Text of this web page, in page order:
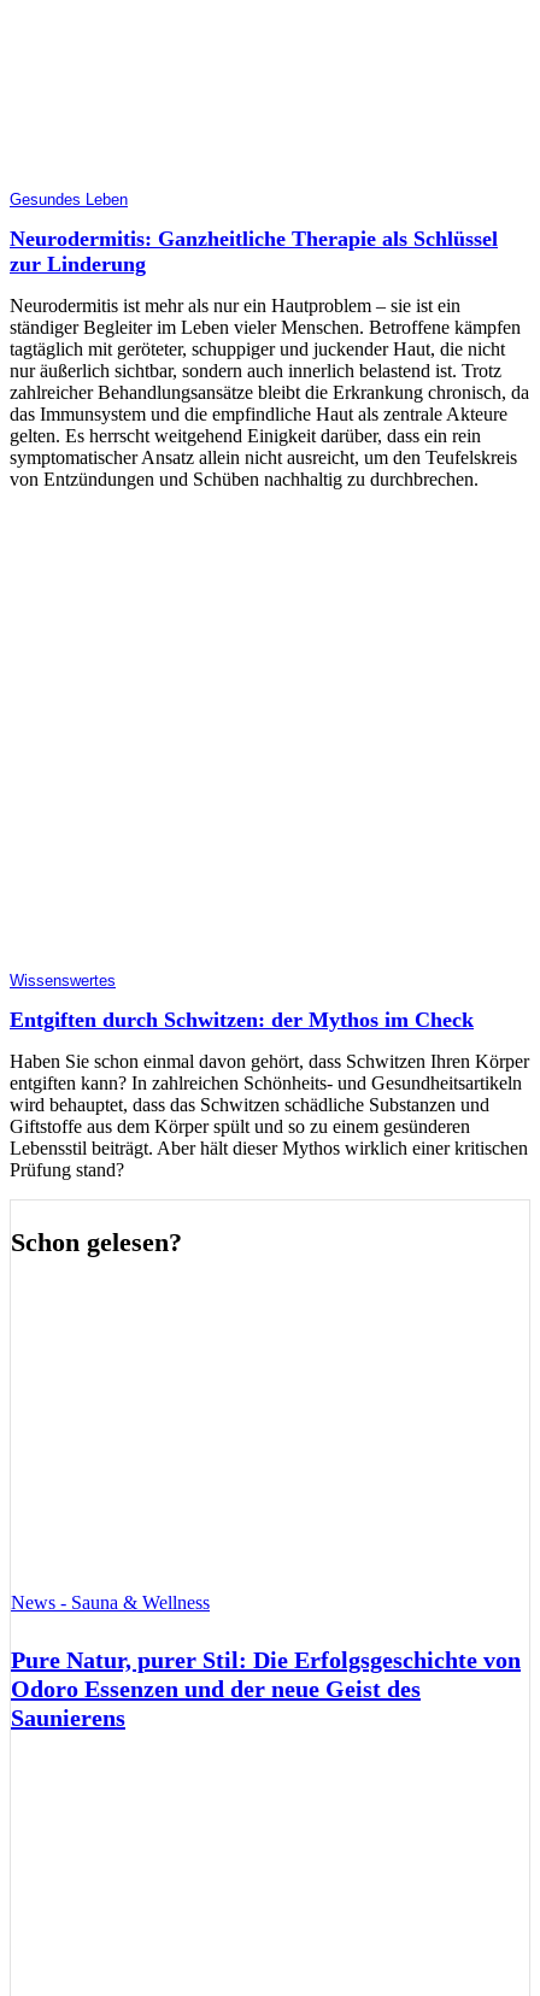
Gesundes Leben
Neurodermitis: Ganzheitliche Therapie als Schlüssel
zur Linderung
Neurodermitis ist mehr als nur ein Hautproblem – sie ist ein
ständiger Begleiter im Leben vieler Menschen. Betroffene kämpfen
tagtäglich mit geröteter, schuppiger und juckender Haut, die nicht
nur äußerlich sichtbar, sondern auch innerlich belastend ist. Trotz
zahlreicher Behandlungsansätze bleibt die Erkrankung chronisch, da
das Immunsystem und die empfindliche Haut als zentrale Akteure
gelten. Es herrscht weitgehend Einigkeit darüber, dass ein rein
symptomatischer Ansatz allein nicht ausreicht, um den Teufelskreis
von Entzündungen und Schüben nachhaltig zu durchbrechen.
Wissenswertes
Entgiften durch Schwitzen: der Mythos im Check
Haben Sie schon einmal davon gehört, dass Schwitzen Ihren Körper
entgiften kann? In zahlreichen Schönheits- und Gesundheitsartikeln
wird behauptet, dass das Schwitzen schädliche Substanzen und
Giftstoffe aus dem Körper spült und so zu einem gesünderen
Lebensstil beiträgt. Aber hält dieser Mythos wirklich einer kritischen
Prüfung stand?
Schon gelesen?
News - Sauna & Wellness
Pure Natur, purer Stil: Die Erfolgsgeschichte von
Odoro Essenzen und der neue Geist des
Saunierens